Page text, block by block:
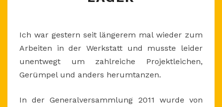
Ich war gestern seit längerem mal wieder zum
Arbeiten in der Werkstatt und musste leider
unentwegt um zahlreiche Projektleichen,
Gerümpel und anders herumtanzen.
In der Generalversammlung 2011 wurde von